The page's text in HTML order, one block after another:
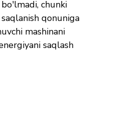
chunki
qonuniga
mashinani
saqlash